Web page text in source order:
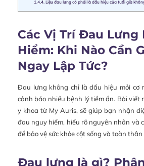
1.4.4. Liệu đau lưng có phải là dấu hiệu của tuổi già
Các Vị Trí Đau Lưng
Hiểm: Khi Nào Cần
Ngay Lập Tức?
Đau lưng không chỉ là dấu hiệu mỏi cơ
cảnh báo nhiều bệnh lý tiềm ẩn. Bài viết
y khoa từ My Auris, sẽ giúp bạn nhận
đau nguy hiểm, hiểu rõ nguyên nhân và
để bảo vệ sức khỏe cột sống và toàn
Đau lưng là gì?